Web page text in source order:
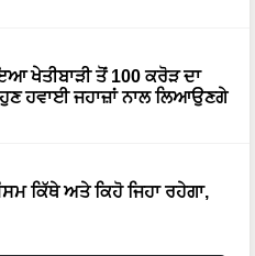
ਖੇਤੀਬਾੜੀ ਤੋਂ 100 ਕਰੋੜ ਦਾ
ਹਵਾਈ ਜਹਾਜ਼ਾਂ ਨਾਲ ਲਿਆਉਣਗੇ
ਕਿੱਥੇ ਅਤੇ ਕਿਹੋ ਜਿਹਾ ਰਹੇਗਾ,